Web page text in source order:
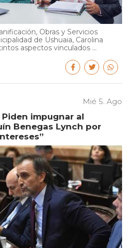
Obras y Servicios
de Ushuaia, Carolina
aspectos vinculados ...
Mié 5. Ago
Piden impugnar al
Benegas Lynch por